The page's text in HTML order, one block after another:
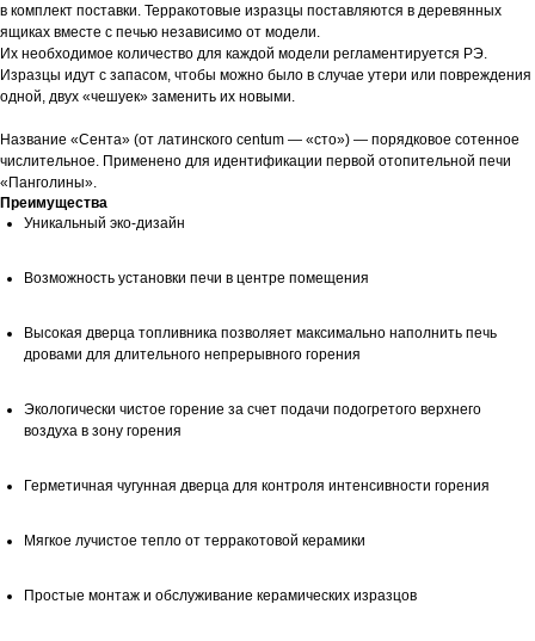
в комплект поставки. Терракотовые изразцы поставляются в деревянных
ящиках вместе с печью независимо от модели.
Их необходимое количество для каждой модели регламентируется РЭ.
Изразцы идут с запасом, чтобы можно было в случае утери или повреждения
одной, двух «чешуек» заменить их новыми.
Название «Сента» (от латинского centum — «сто») — порядковое сотенное
числительное. Применено для идентификации первой отопительной печи
«Панголины».
Преимущества
Уникальный эко-дизайн
Возможность установки печи в центре помещения
Высокая дверца топливника позволяет максимально наполнить печь
дровами для длительного непрерывного горения
Экологически чистое горение за счет подачи подогретого верхнего
воздуха в зону горения
Герметичная чугунная дверца для контроля интенсивности горения
Мягкое лучистое тепло от терракотовой керамики
Простые монтаж и обслуживание керамических изразцов